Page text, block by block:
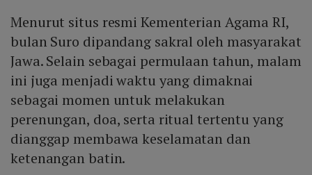
Menurut situs resmi Kementerian Agama RI,
bulan Suro dipandang sakral oleh masyarakat
Jawa. Selain sebagai permulaan tahun, malam
ini juga menjadi waktu yang dimaknai
sebagai momen untuk melakukan
perenungan, doa, serta ritual tertentu yang
dianggap membawa keselamatan dan
ketenangan batin.